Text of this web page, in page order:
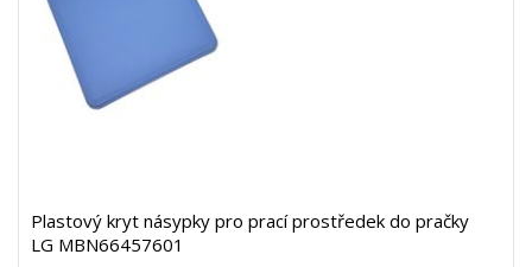
Plastový kryt násypky pro prací prostředek do pračky
LG MBN66457601